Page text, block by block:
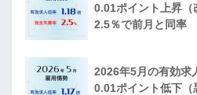
0.01ポイント上昇（
2.5％で前月と同率
2026年5月の有効求
0.01ポイント低下（